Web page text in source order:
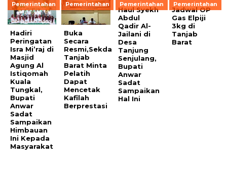
Pemerintahan
Hadiri
Peringatan
Isra Mi’raj di
Masjid
Agung Al
Istiqomah
Kuala
Tungkal,
Bupati
Anwar
Sadat
Sampaikan
Himbauan
Ini Kepada
Masyarakat
Pemerintahan
Buka
Secara
Resmi,Sekda
Tanjab
Barat Minta
Pelatih
Dapat
Mencetak
Kafilah
Berprestasi
Pemerintahan
Haul Syekh
Abdul
Qadir Al-
Jailani di
Desa
Tanjung
Senjulang,
Bupati
Anwar
Sadat
Sampaikan
Hal Ini
Pemerintahan
Jadwal OP
Gas Elpiji
3kg di
Tanjab
Barat